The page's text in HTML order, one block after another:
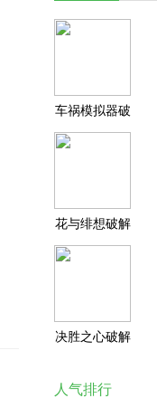
车祸模拟器破
解版无限金币
花与绯想破解
版下载2026最
决胜之心破解
新版本
人气排行